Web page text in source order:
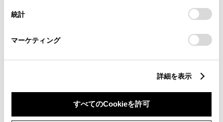
設定の変更、同意を撤回したりするにあたっては、当社の
「Cookie（クッキー）情報の取り扱いについて
」をご覧くだ
統計
マーケティング
詳細を表示
すべてのCookieを許可